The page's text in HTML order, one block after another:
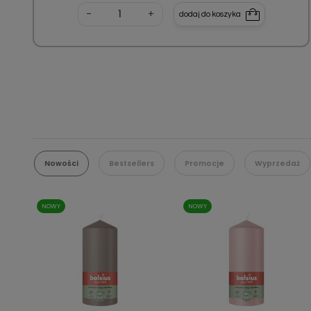
- + dodaj do koszyka
Nowości Bestsellers Promocje Wyprzedaż
NOWY NOWY